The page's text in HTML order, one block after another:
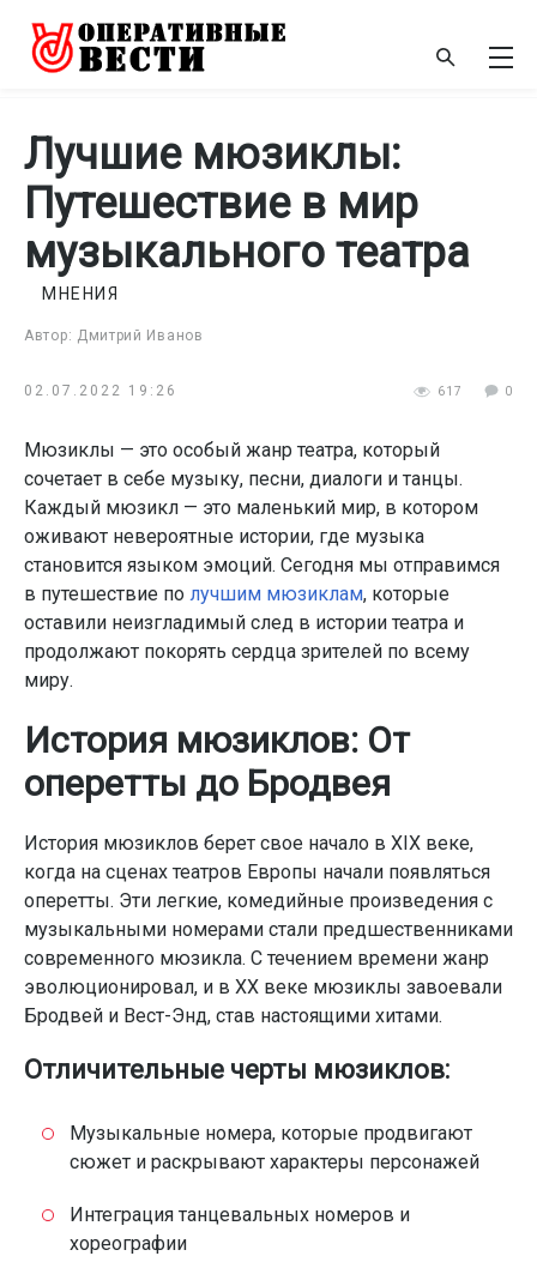
Лучшие мюзиклы:
Путешествие в мир
музыкального театра
Автор: Дмитрий Иванов
МНЕНИЯ
02.07.2022 19:26 617 0
Мюзиклы — это особый жанр театра, который
сочетает в себе музыку, песни, диалоги и танцы.
Каждый мюзикл — это маленький мир, в котором
оживают невероятные истории, где музыка
становится языком эмоций. Сегодня мы отправимся
в путешествие по лучшим мюзиклам, которые
оставили неизгладимый след в истории театра и
продолжают покорять сердца зрителей по всему
миру.
История мюзиклов: От
оперетты до Бродвея
История мюзиклов берет свое начало в XIX веке,
когда на сценах театров Европы начали появляться
оперетты. Эти легкие, комедийные произведения с
музыкальными номерами стали предшественниками
современного мюзикла. С течением времени жанр
эволюционировал, и в XX веке мюзиклы завоевали
Бродвей и Вест-Энд, став настоящими хитами.
Отличительные черты мюзиклов:
Музыкальные номера, которые продвигают
сюжет и раскрывают характеры персонажей
Интеграция танцевальных номеров и
хореографии